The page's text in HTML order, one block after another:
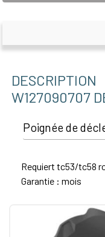
W127090707
Poignée de
Requiert tc53/tc58
Garantie : mois